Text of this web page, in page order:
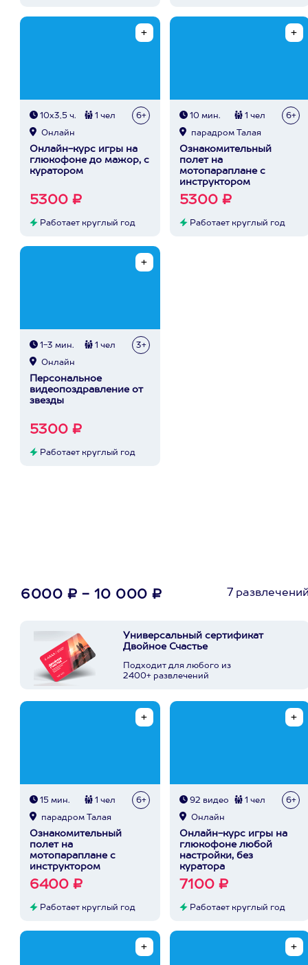
10х3,5 ч. 1 чел 6+
Онлайн
Онлайн-курс игры на
глюкофоне до мажор, с
куратором
5300 ₽
Работает круглый год
10 мин. 1 чел 6+
парадром Талая
Ознакомительный
полет на
мотопараплане с
инструктором
5300 ₽
Работает круглый год
1-3 мин. 1 чел 3+
Онлайн
Персональное
видеопоздравление от
звезды
5300 ₽
Работает круглый год
6000 ₽ - 10 000 ₽ 7
Универсальный сертификат
Двойное Счастье
Подходит для любого из
2400+ развлечений
15 мин. 1 чел 6+
парадром Талая
Ознакомительный
полет на
мотопараплане с
инструктором
6400 ₽
Работает круглый год
92 видео 1 чел 6+
Онлайн
Онлайн-курс игры на
глюкофоне любой
настройки, без
куратора
7100 ₽
Работает круглый год